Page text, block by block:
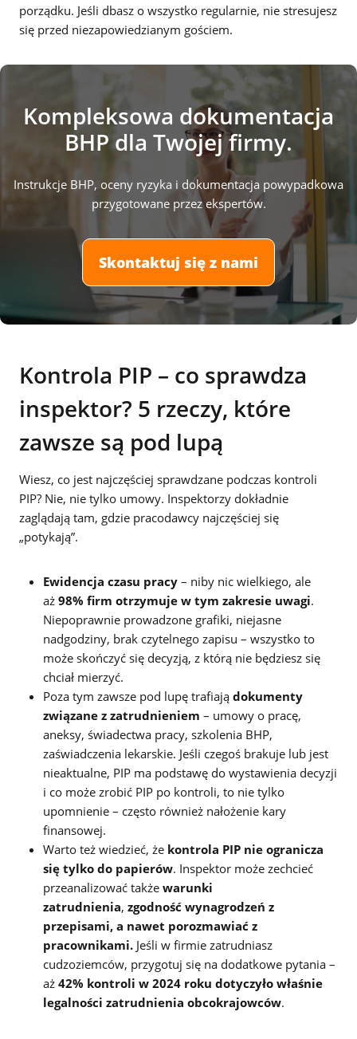
porządku. Jeśli dbasz o wszystko regularnie, nie stresujesz
się przed niezapowiedzianym gościem.
Kompleksowa dokumentacja
BHP dla Twojej firmy.
Instrukcje BHP, oceny ryzyka i dokumentacja powypadkowa
przygotowane przez ekspertów.
Skontaktuj się z nami
Kontrola PIP – co sprawdza
inspektor? 5 rzeczy, które
zawsze są pod lupą
Wiesz, co jest najczęściej sprawdzane podczas kontroli
PIP? Nie, nie tylko umowy. Inspektorzy dokładnie
zaglądają tam, gdzie pracodawcy najczęściej się
„potykają”.
Ewidencja czasu pracy – niby nic wielkiego, ale
aż 98% firm otrzymuje w tym zakresie uwagi.
Niepoprawnie prowadzone grafiki, niejasne
nadgodziny, brak czytelnego zapisu – wszystko to
może skończyć się decyzją, z którą nie będziesz się
chciał mierzyć.
Poza tym zawsze pod lupę trafiają dokumenty
związane z zatrudnieniem – umowy o pracę,
aneksy, świadectwa pracy, szkolenia BHP,
zaświadczenia lekarskie. Jeśli czegoś brakuje lub jest
nieaktualne, PIP ma podstawę do wystawienia decyzji
i co może zrobić PIP po kontroli, to nie tylko
upomnienie – często również nałożenie kary
finansowej.
Warto też wiedzieć, że kontrola PIP nie ogranicza
się tylko do papierów. Inspektor może zechcieć
przeanalizować także warunki
zatrudnienia, zgodność wynagrodzeń z
przepisami, a nawet porozmawiać z
pracownikami. Jeśli w firmie zatrudniasz
cudzoziemców, przygotuj się na dodatkowe pytania –
aż 42% kontroli w 2024 roku dotyczyło właśnie
legalności zatrudnienia obcokrajowców.